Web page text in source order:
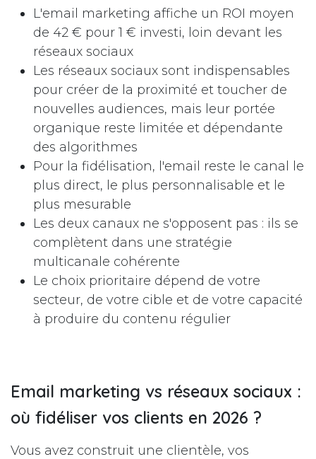
L'email marketing affiche un ROI moyen
de 42 € pour 1 € investi, loin devant les
réseaux sociaux
Les réseaux sociaux sont indispensables
pour créer de la proximité et toucher de
nouvelles audiences, mais leur portée
organique reste limitée et dépendante
des algorithmes
Pour la fidélisation, l'email reste le canal le
plus direct, le plus personnalisable et le
plus mesurable
Les deux canaux ne s'opposent pas : ils se
complètent dans une stratégie
multicanale cohérente
Le choix prioritaire dépend de votre
secteur, de votre cible et de votre capacité
à produire du contenu régulier
Email marketing vs réseaux sociaux :
où fidéliser vos clients en 2026 ?
Vous avez construit une clientèle, vos